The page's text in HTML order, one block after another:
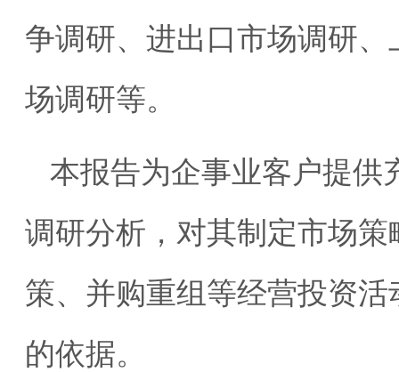
争调研、进出口市场调研
场调研等。
本报告为企事业客户提供
调研分析，对其制定市场
策、并购重组等经营投资
的依据。